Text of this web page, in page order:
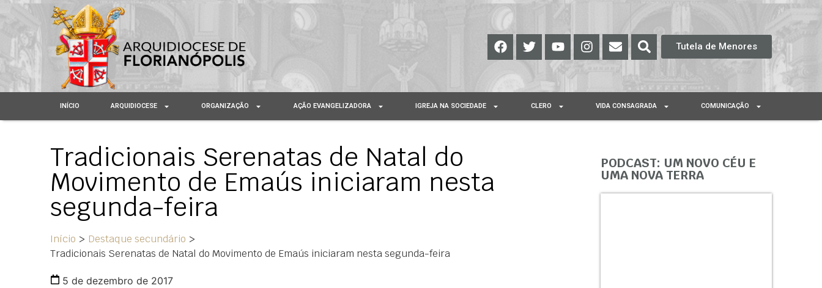
Tutela de Menores
INÍCIO ARQUIDIOCESE ORGANIZAÇÃO AÇÃO EVANGELIZADORA IGREJA NA SOCIEDADE CLERO VIDA CONSAGRADA COMUNICAÇÃO
Tradicionais Serenatas de Natal do
Movimento de Emaús iniciaram nesta
segunda-feira
Início > Destaque secundário >
Tradicionais Serenatas de Natal do Movimento de Emaús iniciaram nesta segunda-feira
5 de dezembro de 2017
PODCAST: UM NOVO CÉU E
UMA NOVA TERRA